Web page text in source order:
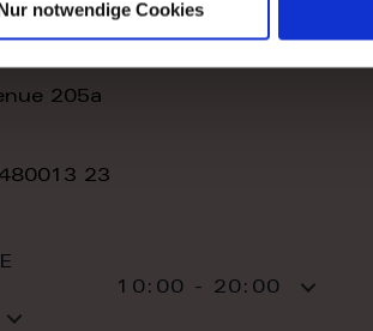
notwendige Cookies
store llc
205a
23
10:00 - 20:00